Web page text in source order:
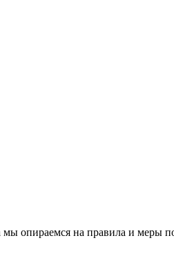
мы опираемся на правила и меры